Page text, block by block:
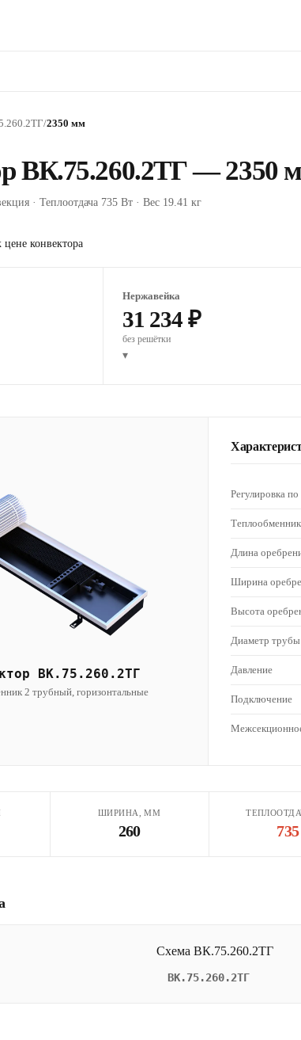
/2350 мм
ВК.75.260.2ТГ — 2350
· Теплоотдача 735 Вт · Вес 19.41 кг
конвектора
Нержавейка
31 234 ₽
без решётки
▾
ВК.75.260.2ТГ
2 трубный, горизонтальные
Регулировка
Теплообменник
Длина
Ширина
Высота
Диаметр трубы
Давление
Подключение
ШИРИНА, ММ
260 735
ВК.75.260.2ТГ